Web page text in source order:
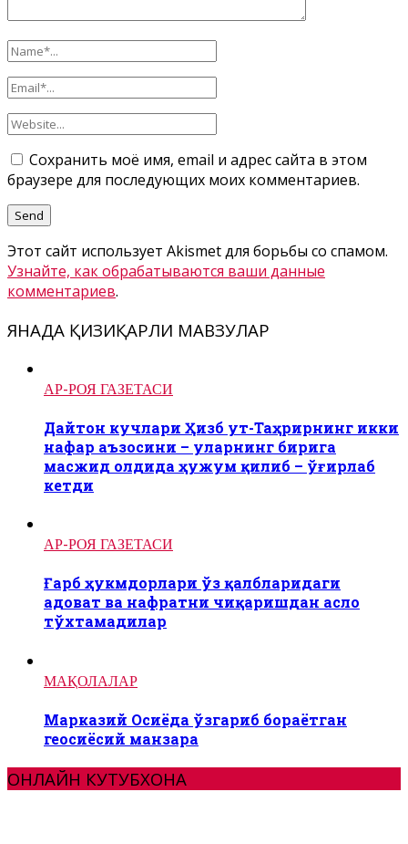
Сохранить моё имя, email и адрес сайта в этом
браузере для последующих моих комментариев.
Этот сайт использует Akismet для борьбы со спамом.
Узнайте, как обрабатываются ваши данные
комментариев.
ЯНАДА ҚИЗИҚАРЛИ МАВЗУЛАР
АР-РОЯ ГАЗЕТАСИ
Дайтон кучлари Ҳизб ут-Таҳрирнинг икки
нафар аъзосини – уларнинг бирига
масжид олдида ҳужум қилиб – ўғирлаб
кетди
АР-РОЯ ГАЗЕТАСИ
Ғарб ҳукмдорлари ўз қалбларидаги
адоват ва нафратни чиқаришдан асло
тўхтамадилар
МАҚОЛАЛАР
Марказий Осиёда ўзгариб бораётган
геосиёсий манзара
ОНЛАЙН КУТУБХОНА